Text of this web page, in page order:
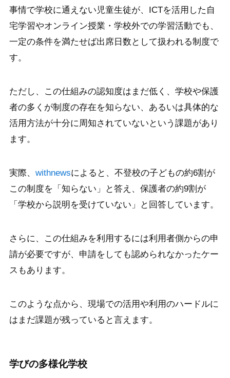
事情で学校に通えない児童生徒が、ICTを活用した自
宅学習やオンライン授業・学校外での学習活動でも、
一定の条件を満たせば出席日数として扱われる制度で
す。
ただし、この仕組みの認知度はまだ低く、学校や保護
者の多くが制度の存在を知らない、あるいは具体的な
活用方法が十分に周知されていないという課題があり
ます。
実際、 withnewsによると、不登校の子どもの約6割が
この制度を「知らない」と答え、保護者の約9割が
「学校から説明を受けていない」と回答しています。
さらに、この仕組みを利用するには利用者側からの申
請が必要ですが、申請をしても認められなかったケー
スもあります。
このような点から、現場での活用や利用のハードルに
はまだ課題が残っていると言えます。
学びの多様化学校